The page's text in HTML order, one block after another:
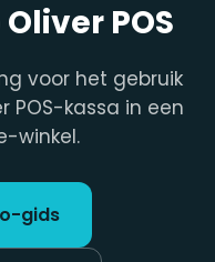
POS
voor het gebruik
POS-kassa in een
winkel.
gids